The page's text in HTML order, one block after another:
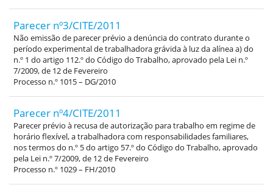
Parecer nº3/CITE/2011
Não emissão de parecer prévio a denúncia do contrato durante o
período experimental de trabalhadora grávida à luz da alínea a) do
n.º 1 do artigo 112.º do Código do Trabalho, aprovado pela Lei n.º
7/2009, de 12 de Fevereiro
Processo n.º 1015 – DG/2010
Parecer nº4/CITE/2011
Parecer prévio à recusa de autorização para trabalho em regime de
horário flexível, a trabalhadora com responsabilidades familiares,
nos termos do n.º 5 do artigo 57.º do Código do Trabalho, aprovado
pela Lei n.º 7/2009, de 12 de Fevereiro
Processo n.º 1029 – FH/2010